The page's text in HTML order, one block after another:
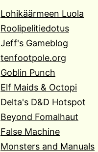
Lohikäärmeen Luola
Roolipelitiedotus
Jeff's Gameblog
tenfootpole.org
Goblin Punch
Elf Maids & Octopi
Delta's D&D Hotspot
Beyond Fomalhaut
False Machine
Monsters and Manuals